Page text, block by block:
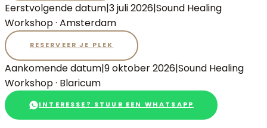
Eerstvolgende datum|3 juli 2026|Sound Healing
Workshop· Amsterdam
RESERVEER JE PLEK
Aankomende datum|9 oktober 2026|Sound Healing
Workshop· Blaricum
INTERESSE? STUUR EEN WHATSAPP